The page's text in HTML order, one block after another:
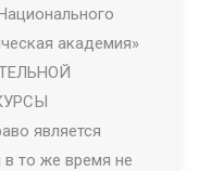
академия»
является
то же время не